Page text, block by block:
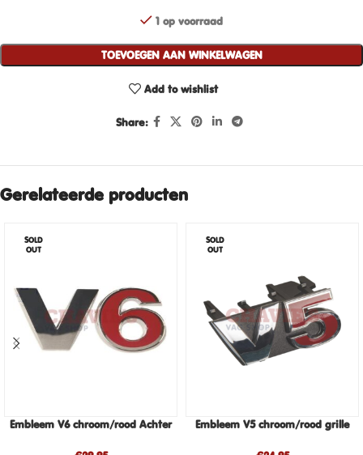
1 op voorraad
TOEVOEGEN AAN WINKELWAGEN
Add to wishlist
Share:
Gerelateerde producten
SOLD
OUT
Embleem V6 chroom/rood Achter
SOLD
OUT
Embleem V5 chroom/rood grille